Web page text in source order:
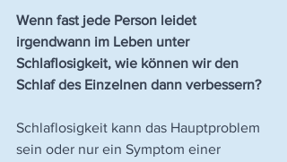
Wenn fast jede Person leidet
irgendwann im Leben unter
Schlaflosigkeit, wie können wir den
Schlaf des Einzelnen dann verbessern?
Schlaflosigkeit kann das Hauptproblem
sein oder nur ein Symptom einer